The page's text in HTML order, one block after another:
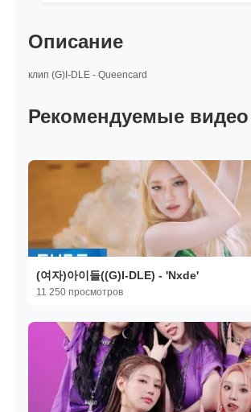
Описание
клип (G)I-DLE - Queencard
Рекомендуемые видео
(여자)아이들((G)I-DLE) - 'Nxde'
11 250 просмотров